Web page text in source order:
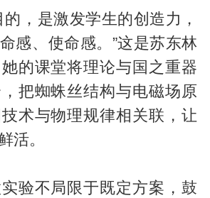
的，是激发学生的创造力，
感、使命感。”这是苏东林
的课堂将理论与国之重器
把蜘蛛丝结构与电磁场原
术与物理规律相关联，让
活。
验不局限于既定方案，鼓